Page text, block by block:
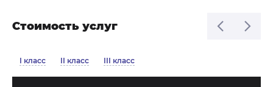
Стоимость услуг
I класс II класс III класс